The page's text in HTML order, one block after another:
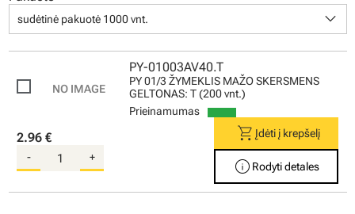
sudėtinė pakuotė 1000 vnt. keyboard_arrow_down
PY-01003AV40.T
PY 01/3 ŽYMEKLIS MAŽO SKERSMENS
GELTONAS: T (200 vnt.)
Prieinamumas
2.96 €
- +
shopping_cartĮdėti į krepšelį
info Rodyti detales